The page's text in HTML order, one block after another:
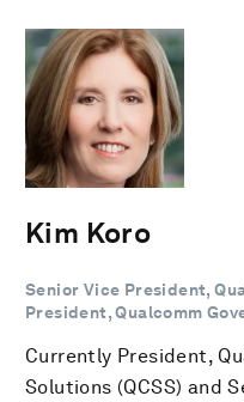
Kim Koro
Senior Vice President,
President, Qualcomm
Currently President,
Solutions (QCSS) and